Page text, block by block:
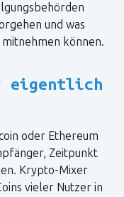
und was
können.
eigentlich
oder Ethereum
Zeitpunkt
Krypto-Mixer
vieler Nutzer in